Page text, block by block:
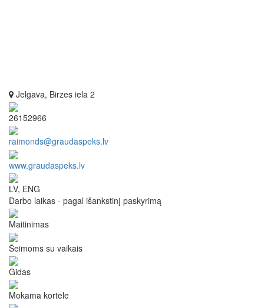
Jelgava, Birzes iela 2
26152966
raimonds@graudaspeks.lv
www.graudaspeks.lv
LV, ENG
Darbo laikas - pagal išankstinį paskyrimą
Maitinimas
Šeimoms su vaikais
Gidas
Mokama kortele